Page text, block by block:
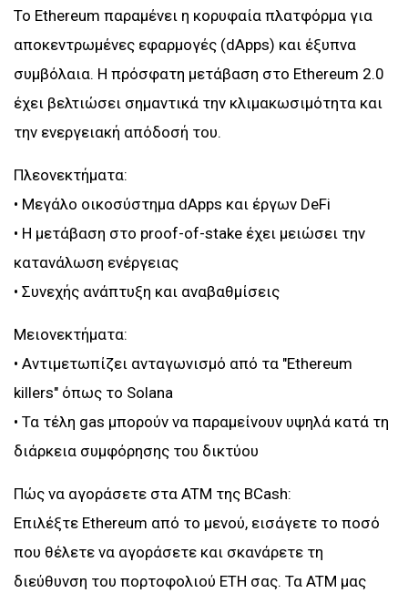
Το Ethereum παραμένει η κορυφαία πλατφόρμα για
αποκεντρωμένες εφαρμογές (dApps) και έξυπνα
συμβόλαια. Η πρόσφατη μετάβαση στο Ethereum 2.0
έχει βελτιώσει σημαντικά την κλιμακωσιμότητα και
την ενεργειακή απόδοσή του.
Πλεονεκτήματα:
• Μεγάλο οικοσύστημα dApps και έργων DeFi
• Η μετάβαση στο proof-of-stake έχει μειώσει την
κατανάλωση ενέργειας
• Συνεχής ανάπτυξη και αναβαθμίσεις
Μειονεκτήματα:
• Αντιμετωπίζει ανταγωνισμό από τα "Ethereum
killers" όπως το Solana
• Τα τέλη gas μπορούν να παραμείνουν υψηλά κατά τη
διάρκεια συμφόρησης του δικτύου
Πώς να αγοράσετε στα ATM της BCash:
Επιλέξτε Ethereum από το μενού, εισάγετε το ποσό
που θέλετε να αγοράσετε και σκανάρετε τη
διεύθυνση του πορτοφολιού ETH σας. Τα ATM μας